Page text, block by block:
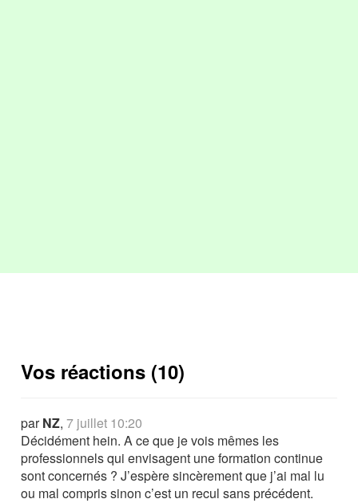
Vos réactions (10)
parNZ,7 juillet 10:20
Décidément hein. A ce que je vois mêmes les
professionnels qui envisagent une formation continue
sont concernés ? J’espère sincèrement que j’ai mal lu
ou mal compris sinon c’est un recul sans précédent.